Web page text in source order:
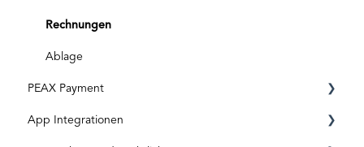
Digitale Eingänge
Rechnungen
Ablage
PEAX Payment
Transaktionskonto
App Integrationen